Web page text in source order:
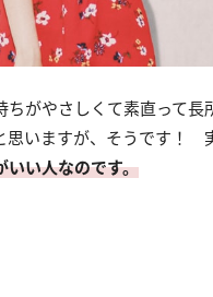
がやさしくて素直って長
思いますが、そうです！
いい人なのです。